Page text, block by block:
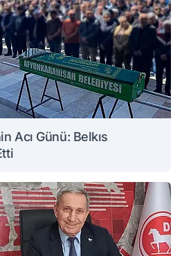
Acı Günü: Belkıs